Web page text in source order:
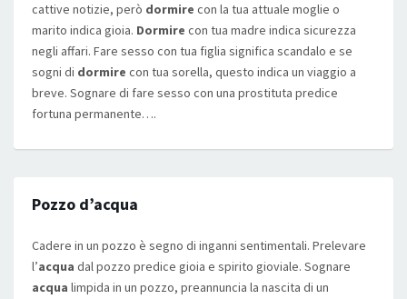
cattive notizie, però dormire con la tua attuale moglie o
marito indica gioia. Dormire con tua madre indica sicurezza
negli affari. Fare sesso con tua figlia significa scandalo e se
sogni di dormire con tua sorella, questo indica un viaggio a
breve. Sognare di fare sesso con una prostituta predice
fortuna permanente….
Pozzo d’acqua
Cadere in un pozzo è segno di inganni sentimentali. Prelevare
l’acqua dal pozzo predice gioia e spirito gioviale. Sognare
acqua limpida in un pozzo, preannuncia la nascita di un